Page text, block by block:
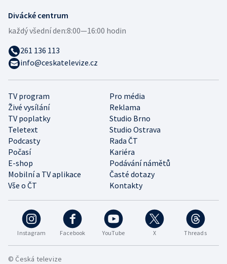
Instagram Facebook YouTube X Threads
TV program
Pro média
Živé vysílání
Reklama
TV poplatky
Studio Brno
Teletext
Studio Ostrava
Podcasty
Rada ČT
Počasí
Kariéra
E-shop
Podávání námětů
Mobilní a TV aplikace
Časté dotazy
Vše o ČT
Kontakty
Divácké centrum
každý všední den:8:00—16:00 hodin
261 136 113
info@ceskatelevize.cz
© Česká televize